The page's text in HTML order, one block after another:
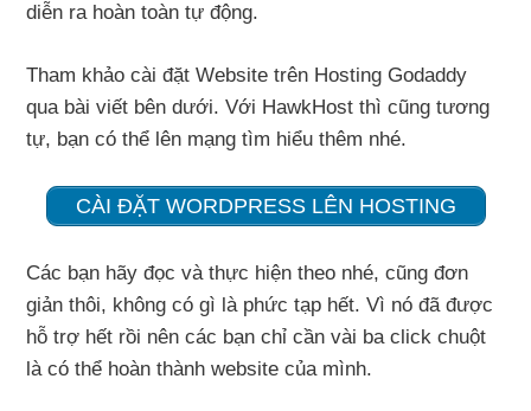
diễn ra hoàn toàn tự động.
Tham khảo cài đặt Website trên Hosting Godaddy
qua bài viết bên dưới. Với HawkHost thì cũng tương
tự, bạn có thể lên mạng tìm hiểu thêm nhé.
CÀI ĐẶT WORDPRESS LÊN HOSTING
Các bạn hãy đọc và thực hiện theo nhé, cũng đơn
giản thôi, không có gì là phức tạp hết. Vì nó đã được
hỗ trợ hết rồi nên các bạn chỉ cần vài ba click chuột
là có thể hoàn thành website của mình.